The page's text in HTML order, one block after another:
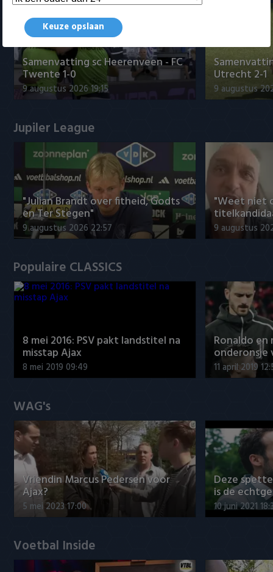
Samenvatting sc Heerenveen - FC
Twente 1-0
9 augustus 2026 19:15
Utrecht 2-1
9 augustus
Jupiler League
"Julian Brandt over fitheid, Godts
en Ter Stegen"
9 augustus 2026 22:57
"Weet niet
9 augustus
Populaire CLASSICS
8 mei 2016: PSV pakt landstitel na
misstap Ajax
8 mei 2019 09:49
Ronaldo
onderonsje
11 april 2019
WAG's
Vriendin Marcus Pedersen voor
Ajax?
5 mei 2023 17:00
Deze
is de
10 juni 2021
Voetbal Inside
Keuze opslaan